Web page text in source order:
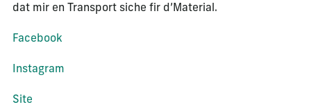
dat mir en Transport siche fir d’Material.
Facebook
Instagram
Site